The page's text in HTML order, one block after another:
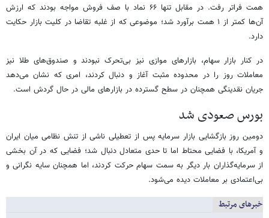
همت فراتر رفت. در مقابل تنها ۶۶ نماد با صف فروش مواجه بودند که ارزش
آن‌ها کمتر از ۱ همت برآورد شد؛ موضوعی که از غلبه تقاضا در کلیت بازار حکایت
دارد.
در کنار بازار سهام، بازارهای موازی نیز بی‌تحرک نبودند و صندوق‌های طلا نیز
معاملات روز را در محدوده مثبت آغاز و دنبال کردند، امری که نشان می‌دهد
جریان نقدینگی همچنان در سطح گسترده در بازارهای مالی در حال گردش است.
بورس صعودی شد
دومین روز بازگشایی بازار سرمایه پس از تعطیلی ناشی از تنش نظامی میان ایران
و آمریکا، با فضایی محتاط اما تا حدی متعادل دنبال شد؛ فضایی که در آن بخشی
از سرمایه‌گذاران بار دیگر به سمت سهام حرکت کردند، اما همچنان سایه نگرانی و
بی‌اعتمادی بر معاملات دیده می‌شود.
خبرهای مرتبط